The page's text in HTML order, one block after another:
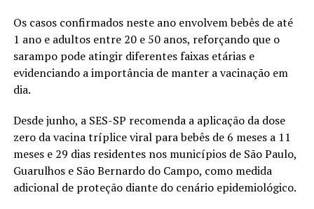
Os casos confirmados neste ano envolvem bebês de até
1 ano e adultos entre 20 e 50 anos, reforçando que o
sarampo pode atingir diferentes faixas etárias e
evidenciando a importância de manter a vacinação em
dia.
Desde junho, a SES-SP recomenda a aplicação da dose
zero da vacina tríplice viral para bebês de 6 meses a 11
meses e 29 dias residentes nos municípios de São Paulo,
Guarulhos e São Bernardo do Campo, como medida
adicional de proteção diante do cenário epidemiológico.